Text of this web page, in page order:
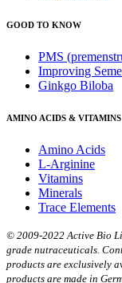
GOOD TO KNOW
PMS
Improving
Ginkgo Biloba
AMINO ACIDS & VITAMINS
Amino Acids
L-Arginine
Vitamins
Minerals
Trace Elements
© 2009-2022 Active Bio
grade nutraceuticals.
products are exclusively
products are made in